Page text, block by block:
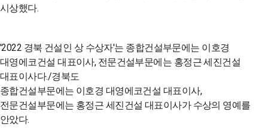
시상했다.
'2022 경북 건설인 상 수상자'는 종합건설부문에는 이호경
대영에코건설 대표이사, 전문건설부문에는 홍정근 세진건설
대표이사다./경북도
종합건설부문에는 이호경 대영에코건설 대표이사,
전문건설부문에는 홍정근 세진건설 대표이사가 수상의 영예를
안았다.